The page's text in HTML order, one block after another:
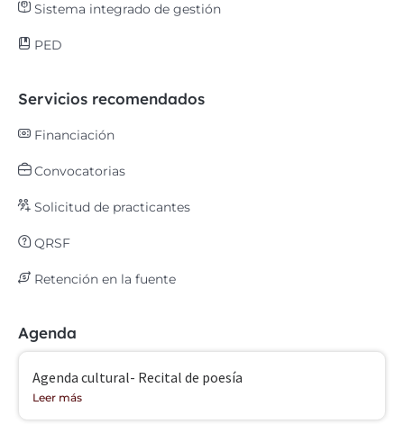
Sistema integrado de gestión
PED
Servicios recomendados
Financiación
Convocatorias
Solicitud de practicantes
QRSF
Retención en la fuente
Agenda
Agenda cultural- Recital de poesía
Leer más